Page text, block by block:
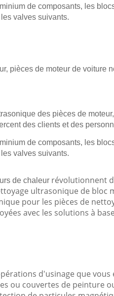
de composants, les
valves suivants.
pièces de moteur de voiture
des pièces de
des clients et des
de composants, les
valves suivants.
de chaleur révolutionnent
ultrasonique de
pour les pièces de
avec les solutions à
d'usinage que vous
ou couvertes de peinture